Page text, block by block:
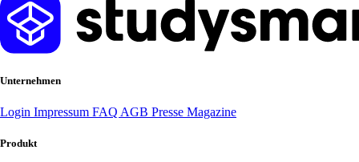
Unternehmen
Login Impressum FAQ AGB Presse Magazine
Produkt